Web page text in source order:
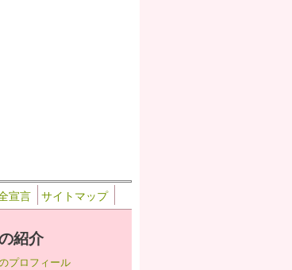
宣言 サイトマップ
紹介
プロフィール